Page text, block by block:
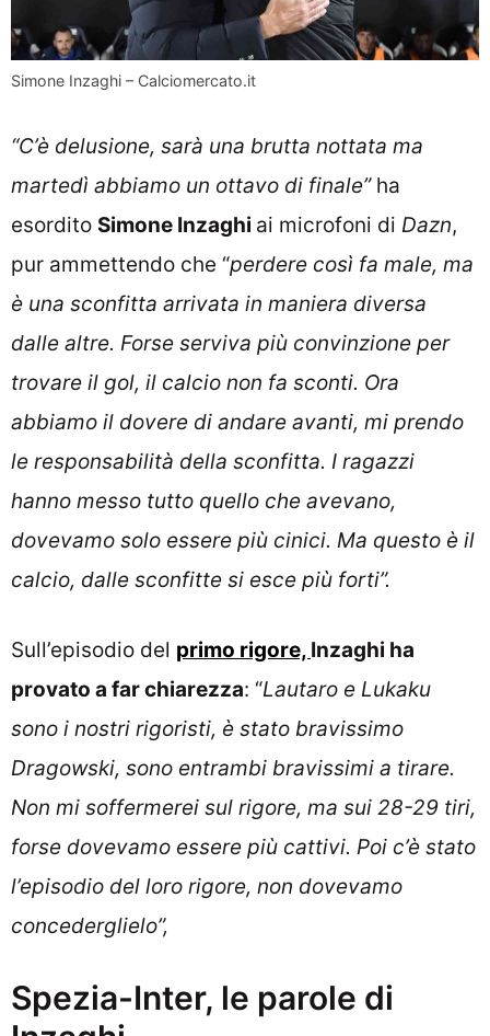
Simone Inzaghi – Calciomercato.it
“C’è delusione, sarà una brutta nottata ma
martedì abbiamo un ottavo di finale” ha
esordito Simone Inzaghi ai microfoni di Dazn,
pur ammettendo che “perdere così fa male, ma
è una sconfitta arrivata in maniera diversa
dalle altre. Forse serviva più convinzione per
trovare il gol, il calcio non fa sconti. Ora
abbiamo il dovere di andare avanti, mi prendo
le responsabilità della sconfitta. I ragazzi
hanno messo tutto quello che avevano,
dovevamo solo essere più cinici. Ma questo è il
calcio, dalle sconfitte si esce più forti”.
Sull’episodio del primo rigore, Inzaghi ha
provato a far chiarezza: “Lautaro e Lukaku
sono i nostri rigoristi, è stato bravissimo
Dragowski, sono entrambi bravissimi a tirare.
Non mi soffermerei sul rigore, ma sui 28-29 tiri,
forse dovevamo essere più cattivi. Poi c’è stato
l’episodio del loro rigore, non dovevamo
concederglielo”,
Spezia-Inter, le parole di